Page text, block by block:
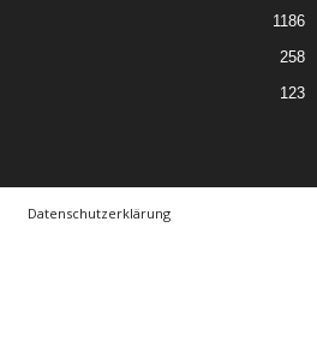
1186
258
123
Datenschutzerklärung